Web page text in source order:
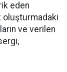
eden
oluşturmadaki
ve verilen